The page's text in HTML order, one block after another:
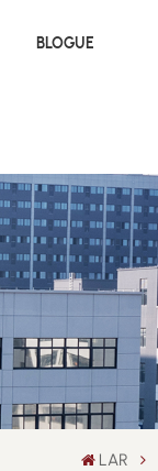
BLOGUE
LAR